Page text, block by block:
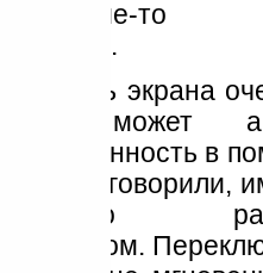
какие-то
экрана
может
освещённость в
мы уже говорили,
экраном.